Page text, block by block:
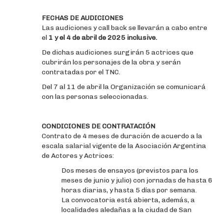
FECHAS DE AUDICIONES
Las audiciones y call back se llevarán a cabo entre
el 1 y el 4 de abril de 2025 inclusive.
De dichas audiciones surgirán 5 actrices que
cubrirán los personajes de la obra y serán
contratadas por el TNC.
Del 7 al 11 de abril la Organización se comunicará
con las personas seleccionadas.
CONDICIONES DE CONTRATACIÓN
Contrato de 4 meses de duración de acuerdo a la
escala salarial vigente de la Asociación Argentina
de Actores y Actrices:
Dos meses de ensayos (previstos para los
meses de junio y julio) con jornadas de hasta 6
horas diarias, y hasta 5 días por semana.
La convocatoria está abierta, además, a
localidades aledañas a la ciudad de San